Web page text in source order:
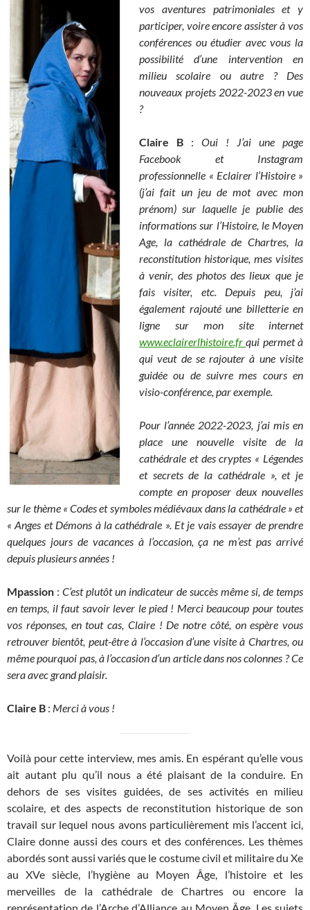
vos aventures patrimoniales et y
participer, voire encore assister à vos
conférences ou étudier avec vous la
possibilité d’une intervention en
milieu scolaire ou autre ? Des
nouveaux projets 2022-2023 en vue
?
Claire B : Oui ! J’ai une page
Facebook et Instagram
professionnelle « Eclairer l’Histoire »
(j’ai fait un jeu de mot avec mon
prénom) sur laquelle je publie des
informations sur l’Histoire, le Moyen
Age, la cathédrale de Chartres, la
reconstitution historique, mes visites
à venir, des photos des lieux que je
fais visiter, etc. Depuis peu, j’ai
également rajouté une billetterie en
ligne sur mon site internet
www.eclairerlhistoire.frqui permet à
qui veut de se rajouter à une visite
guidée ou de suivre mes cours en
visio-conférence, par exemple.
Pour l’année 2022-2023, j’ai mis en
place une nouvelle visite de la
cathédrale et des cryptes « Légendes
et secrets de la cathédrale », et je
compte en proposer deux nouvelles
sur le thème « Codes et symboles médiévaux dans la cathédrale » et
« Anges et Démons à la cathédrale ». Et je vais essayer de prendre
quelques jours de vacances à l’occasion, ça ne m’est pas arrivé
depuis plusieurs années !
Mpassion : C’est plutôt un indicateur de succès même si, de temps
en temps, il faut savoir lever le pied ! Merci beaucoup pour toutes
vos réponses, en tout cas, Claire ! De notre côté, on espère vous
retrouver bientôt, peut-être à l’occasion d’une visite à Chartres, ou
même pourquoi pas, à l’occasion d’un article dans nos colonnes ? Ce
sera avec grand plaisir.
Claire B : Merci à vous !
Voilà pour cette interview, mes amis. En espérant qu’elle vous
ait autant plu qu’il nous a été plaisant de la conduire. En
dehors de ses visites guidées, de ses activités en milieu
scolaire, et des aspects de reconstitution historique de son
travail sur lequel nous avons particulièrement mis l’accent ici,
Claire donne aussi des cours et des conférences. Les thèmes
abordés sont aussi variés que le costume civil et militaire du Xe
au XVe siècle, l’hygiène au Moyen Âge, l’histoire et les
merveilles de la cathédrale de Chartres ou encore la